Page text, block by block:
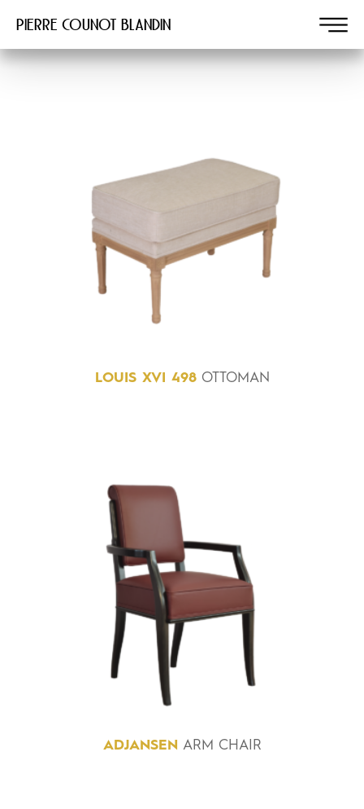
Pierre COUNOT BLANDIN
LOUIS XVI 498OTTOMAN
ADJANSEN ARM CHAIR